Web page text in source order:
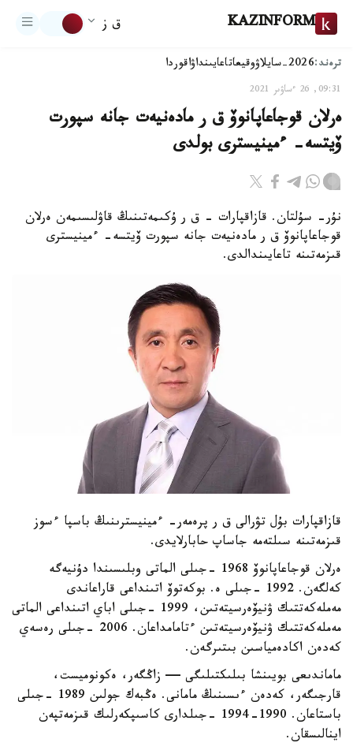
KAZINFORM ق ز
ترەند:2026-سايلاۋ وقيعاتاعايىنداۋاقوردا
09:31, 26 ءساۋىر 2021
ەرلان قوجاعاپانوۆ ق ر مادەنيەت جانە سپورت
ۆيتسە- ءمينيسترى بولدى
نۇر- سۇلتان. قازاقپارات – ق ر ۇكىمەتىنىڭ قاۋلىسىمەن ەرلان
قوجاعاپانوۆ ق ر مادەنيەت جانە سپورت ۆيتسە- ءمينيسترى
قىزمەتىنە تاعايىندالدى.
قازاقپارات بۇل تۋرالى ق ر پرەمەر- ءمينيسترىنىڭ باسپا ءسوز
قىزمەتىنە سىلتەمە جاساپ حابارلايدى.
ەرلان قوجاعاپانوۆ 1968 -جىلى الماتى وبلىسىندا دۇنيەگە
كەلگەن. 1992 -جىلى ە. بوكەتوۆ اتىنداعى قاراعاندى
مەملەكەتتىك ۋنيۆەرسيتەتىن، 1999 -جىلى اباي اتىنداعى الماتى
مەملەكەتتىك ۋنيۆەرسيتەتىن ءتامامداعان. 2006 -جىلى رەسەي
كەدەن اكادەمياسىن بىتىرگەن.
ماماندىعى بويىنشا بىلىكتىلىگى — زاڭگەر، ەكونوميست،
قارجىگەر، كەدەن ءىسىنىڭ مامانى. ەڭبەك جولىن 1989 -جىلى
باستاعان. 1990-1994 -جىلدارى كاسىپكەرلىك قىزمەتپەن
اينالىسقان.